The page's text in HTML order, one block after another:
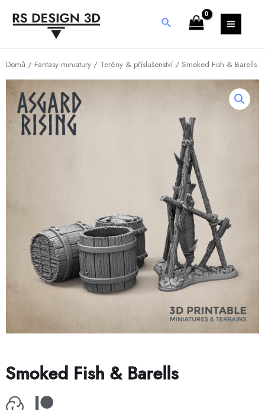
Domů / Fantasy miniatury / Terény & příslušenství / Smoked Fish & Barells
Smoked Fish & Barells